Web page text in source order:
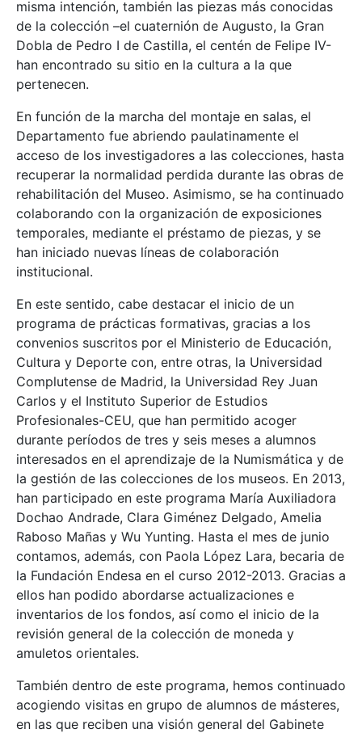
misma intención, también las piezas más conocidas
de la colección –el cuaternión de Augusto, la Gran
Dobla de Pedro I de Castilla, el centén de Felipe IV-
han encontrado su sitio en la cultura a la que
pertenecen.
En función de la marcha del montaje en salas, el
Departamento fue abriendo paulatinamente el
acceso de los investigadores a las colecciones, hasta
recuperar la normalidad perdida durante las obras de
rehabilitación del Museo. Asimismo, se ha continuado
colaborando con la organización de exposiciones
temporales, mediante el préstamo de piezas, y se
han iniciado nuevas líneas de colaboración
institucional.
En este sentido, cabe destacar el inicio de un
programa de prácticas formativas, gracias a los
convenios suscritos por el Ministerio de Educación,
Cultura y Deporte con, entre otras, la Universidad
Complutense de Madrid, la Universidad Rey Juan
Carlos y el Instituto Superior de Estudios
Profesionales-CEU, que han permitido acoger
durante períodos de tres y seis meses a alumnos
interesados en el aprendizaje de la Numismática y de
la gestión de las colecciones de los museos. En 2013,
han participado en este programa María Auxiliadora
Dochao Andrade, Clara Giménez Delgado, Amelia
Raboso Mañas y Wu Yunting. Hasta el mes de junio
contamos, además, con Paola López Lara, becaria de
la Fundación Endesa en el curso 2012-2013. Gracias a
ellos han podido abordarse actualizaciones e
inventarios de los fondos, así como el inicio de la
revisión general de la colección de moneda y
amuletos orientales.
También dentro de este programa, hemos continuado
acogiendo visitas en grupo de alumnos de másteres,
en las que reciben una visión general del Gabinete